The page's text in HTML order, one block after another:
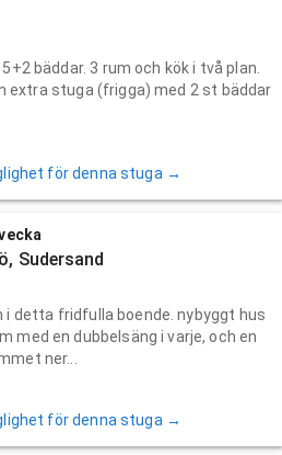
bäddar. 3 rum och kök i två plan.
extra stuga (frigga) med 2 st bäddar
för denna stuga →
Sudersand
i detta fridfulla boende. nybyggt hus
med en dubbelsäng i varje, och en
ner...
för denna stuga →